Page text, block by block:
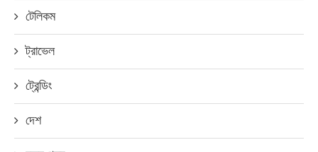
টেলিকম
ট্রাভেল
ট্রেন্ডিং
দেশ